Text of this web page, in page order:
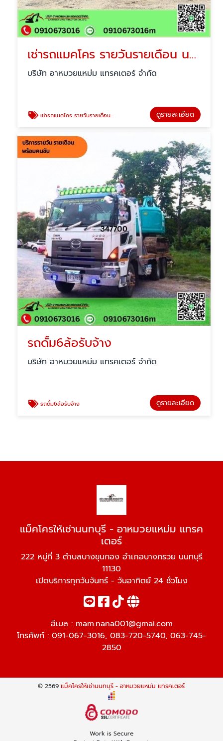
เช่ารถแมคโคร รายวันรายเดือน นนทบุรี
บริษัท อาหมวยแหม่ม แทรคเตอร์ จำกัด
เช่ารถแมคโคร รายวันรายเดือน นนทบุรี ดูรายละเอียด
รถดั้ม6ล้อรับจ้าง
บริษัท อาหมวยแหม่ม แทรคเตอร์ จำกัด
รถดั้ม6ล้อรับจ้าง ดูรายละเอียด
แม็คโครให้เช่านนทบุรี - อาหมวยแหม่ม แทรค
เตอร์
222 หมู่ที่ 3 ตำบลบางขุนกอง อำเภอบางกรวย นนทบุรี
11130
เปิดบริการทุกวันจันทร์ - วันอาทิตย์ 24 ชั่วโมง
อีเมล : mam.nana001@gmai.com
โทรศัพท์ : 091-067-3016, 083-720-5740, 063-745-
2850
© 2569แม็คโครให้เช่านนทบุรี - อาหมวยแหม่ม แทรคเตอร์
Work is Secure